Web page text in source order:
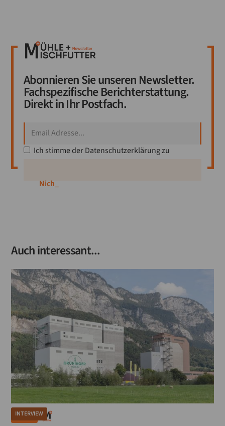
Abonnieren Sie unseren Newsletter.
Fachspezifische Berichterstattung.
Direkt in Ihr Postfach.
Ich stimme derDatenschutzerklärungzu
Mitglied werden
Auch interessant...
INTERVIEW
MÜHLE